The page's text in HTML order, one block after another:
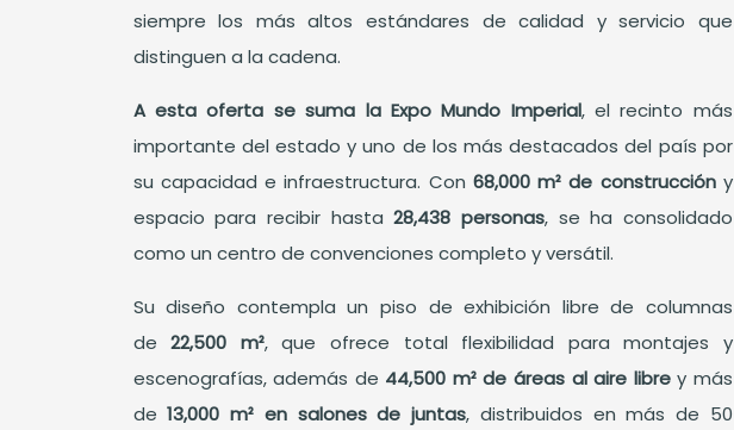
siempre los más altos estándares de calidad y servicio que
distinguen a la cadena.
A esta oferta se suma la Expo Mundo Imperial, el recinto más
importante del estado y uno de los más destacados del país por
su capacidad e infraestructura. Con 68,000 m² de construccióny
espacio para recibir hasta28,438 personas, se ha consolidado
como un centro de convenciones completo y versátil.
Su diseño contempla un piso de exhibición libre de columnas
de22,500 m², que ofrece total flexibilidad para montajes y
escenografías, además de 44,500 m² de áreas al aire librey más
de13,000 m² en salones de juntas, distribuidos en más de 50